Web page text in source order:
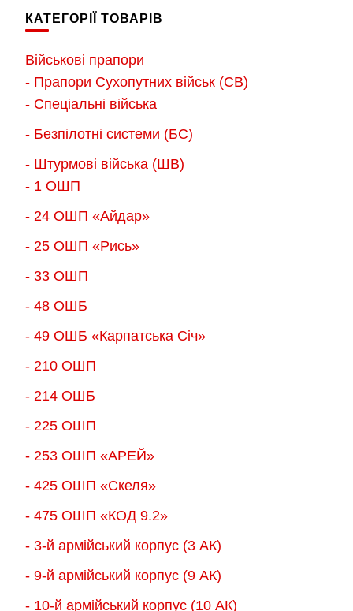
варіантів.
можна
вибрати
сторінці
товару
КАТЕГОРІЇ ТОВАРІВ
Військові прапори
- Прапори Сухопутних військ (СВ)
- Спеціальні війська
- Безпілотні системи (БС)
- Штурмові війська (ШВ)
- 1 ОШП
- 24 ОШП «Айдар»
- 25 ОШП «Рись»
- 33 ОШП
- 48 ОШБ
- 49 ОШБ «Карпатська Січ»
- 210 ОШП
- 214 ОШБ
- 225 ОШП
- 253 ОШП «АРЕЙ»
- 425 ОШП «Скеля»
- 475 ОШП «КОД 9.2»
- 3-й армійський корпус (3 АК)
- 9-й армійський корпус (9 АК)
- 10-й армійський корпус (10 АК)